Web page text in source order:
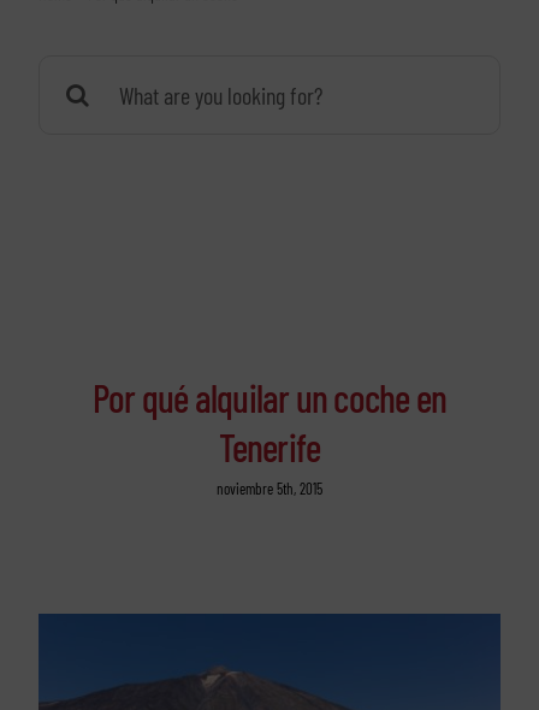
Por qué alquilar un coche en
Tenerife
noviembre 5th, 2015